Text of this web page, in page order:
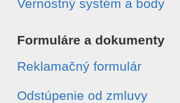
Vernostný systém a body
Formuláre a dokumenty
Reklamačný formulár
Odstúpenie od zmluvy